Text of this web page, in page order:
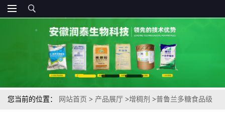
您当前的位置： 网站首页 > 产品展厅 >增稠剂 >普鲁兰多糖食品级